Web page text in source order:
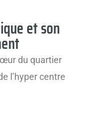
et son
du quartier
l’hyper centre